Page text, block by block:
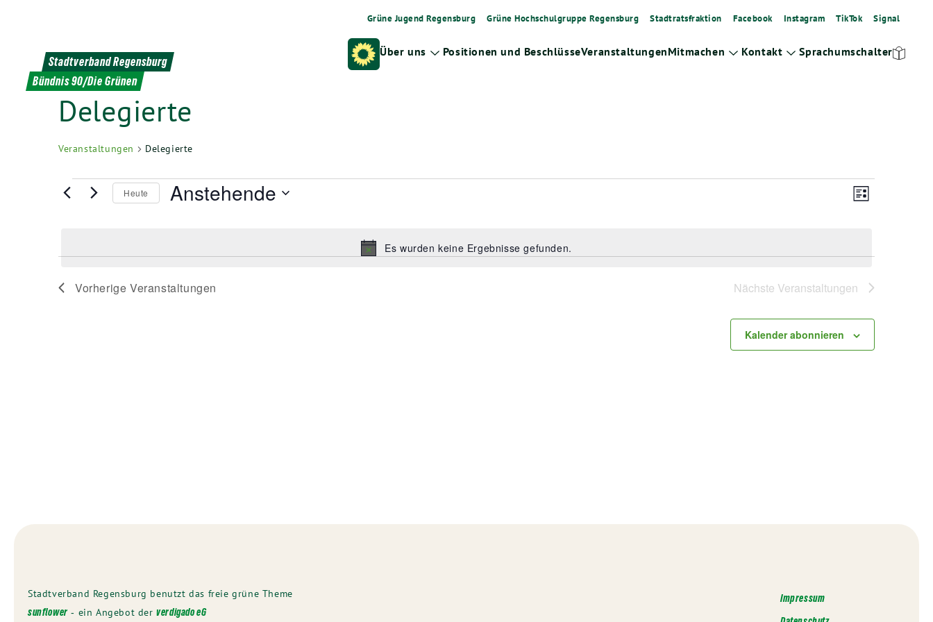
Grüne Jugend Regensburg Grüne Hochschulgruppe Regensburg Stadtratsfraktion Facebook Instagram TikTok Signal
Stadtverband Regensburg
Bündnis 90/Die Grünen
Über uns Zeige
Positionen und BeschlüsseVeranstaltungenMitmachen
Zeige
Kontakt Zeige
Sprachumschalter
Delegierte
Veranstaltungen Delegierte
Veranstaltungen
Hinweis
Es wurden keine Ergebnisse gefunden.
Ansichten-
Liste
Heute Anstehende
Vorherige Veranstaltungen Nächste Veranstaltungen
Kalender abonnieren
Stadtverband Regensburg benutzt das freie grüne Theme
sunflower‐ ein Angebot derverdigado eG
Impressum